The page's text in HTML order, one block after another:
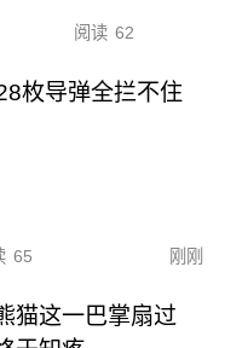
阅读 62
枚导弹全拦不住
65 刚刚
猫这一巴掌扇过